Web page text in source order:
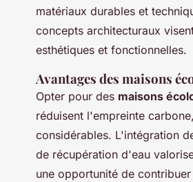
matériaux durables et
concepts architecturaux
esthétiques et fonctionnelles.
Avantages des maisons
Opter pour des maisons
réduisent l'empreinte
considérables. L'intégration
de récupération d'eau
une opportunité de